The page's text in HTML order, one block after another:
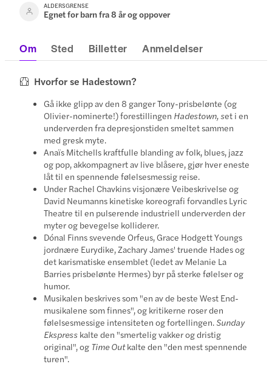
ALDERSGRENSE
Egnet for barn fra 8 år og oppover
Om Sted Billetter Anmeldelser
Hvorfor se Hadestown?
Gå ikke glipp av den 8 ganger Tony-prisbelønte (og
Olivier-nominerte!) forestillingen Hadestown, set i en
underverden fra depresjonstiden smeltet sammen
med gresk myte.
Anaïs Mitchells kraftfulle blanding av folk, blues, jazz
og pop, akkompagnert av live blåsere, gjør hver eneste
låt til en spennende følelsesmessig reise.
Under Rachel Chavkins visjonære Veibeskrivelse og
David Neumanns kinetiske koreografi forvandles Lyric
Theatre til en pulserende industriell underverden der
myter og bevegelse kolliderer.
Dónal Finns svevende Orfeus, Grace Hodgett Youngs
jordnære Eurydike, Zachary James' truende Hades og
det karismatiske ensemblet (ledet av Melanie La
Barries prisbelønte Hermes) byr på sterke følelser og
humor.
Musikalen beskrives som "en av de beste West End-
musikalene som finnes", og kritikerne roser den
følelsesmessige intensiteten og fortellingen.Sunday
Ekspress kalte den "smertelig vakker og dristig
original", og Time Outkalte den "den mest spennende
turen".